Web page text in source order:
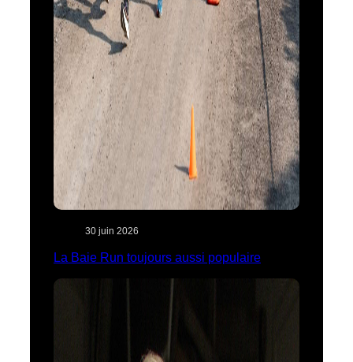
30 juin 2026
La Baie Run toujours aussi populaire